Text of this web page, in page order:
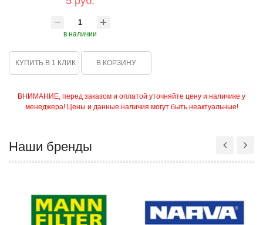
в наличии
КУПИТЬ В 1 КЛИК В КОРЗИНУ
ВНИМАНИЕ, перед заказом и оплатой уточняйте цену и наличике у
менеджера! Цены и данные наличия могут быть неактуальные!
Наши бренды